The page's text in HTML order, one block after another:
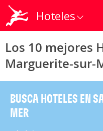
Hoteles
Los 10 mejores
Marguerite-sur-
BUSCA HOTELES EN
MER